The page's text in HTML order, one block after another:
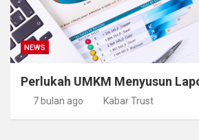
NEWS
Perlukah UMKM Menyusun
7 bulan ago Kabar Trust